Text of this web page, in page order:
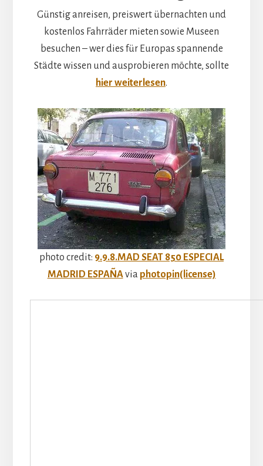
Günstig anreisen, preiswert übernachten und
kostenlos Fahrräder mieten sowie Museen
besuchen – wer dies für Europas spannende
Städte wissen und ausprobieren möchte, sollte
hier weiterlesen.
photo credit: 9.9.8.MAD SEAT 850 ESPECIAL
MADRID ESPAÑAvia photopin(license)